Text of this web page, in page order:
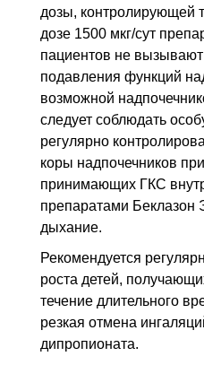
дозы, контролирующей
дозе 1500 мкг/сут
пациентов не
подавления функций
возможной
следует соблюдать
регулярно
коры надпочечников
принимающих ГКС
препаратами Беклазон
дыхание.
Рекомендуется
роста детей,
течение длительного
резкая отмена
дипропионата.